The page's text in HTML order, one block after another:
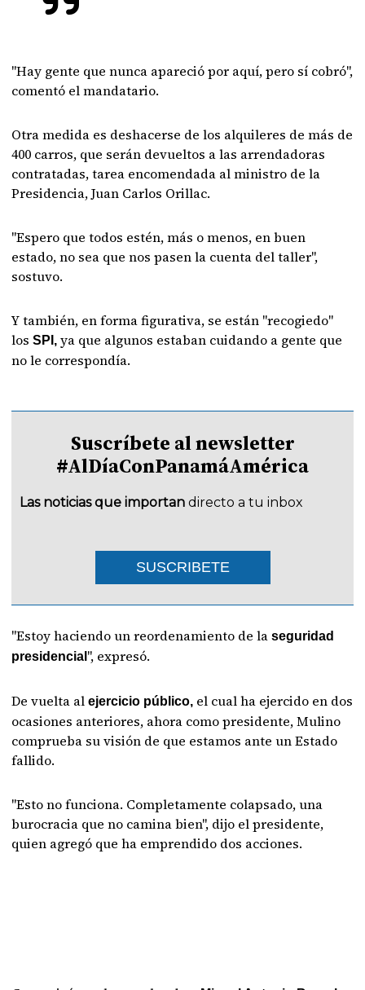
"Hay gente que nunca apareció por aquí, pero sí cobró",
comentó el mandatario.
Otra medida es deshacerse de los alquileres de más de
400 carros, que serán devueltos a las arrendadoras
contratadas, tarea encomendada al ministro de la
Presidencia, Juan Carlos Orillac.
"Espero que todos estén, más o menos, en buen
estado, no sea que nos pasen la cuenta del taller",
sostuvo.
Y también, en forma figurativa, se están "recogiedo"
losSPI, ya que algunos estaban cuidando a gente que
no le correspondía.
Suscríbete al newsletter
#AlDíaConPanamáAmérica
Las noticias que importan directo a tu inbox
SUSCRIBETE
"Estoy haciendo un reordenamiento de laseguridad
presidencial ", expresó.
De vuelta alejercicio público, el cual ha ejercido en dos
ocasiones anteriores, ahora como presidente, Mulino
comprueba su visión de que estamos ante un Estado
fallido.
"Esto no funciona. Completamente colapsado, una
burocracia que no camina bien", dijo el presidente,
quien agregó que ha emprendido dos acciones.